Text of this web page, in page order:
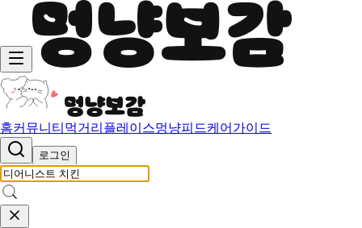
홈커뮤니티 먹거리 플레이스멍냥피드케어가이드
로그인